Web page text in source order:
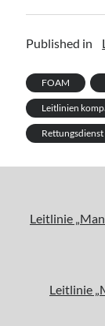
Published in
FOAM
Leitlinien
Rettungsdienst
Leitlinie
Leitlinie